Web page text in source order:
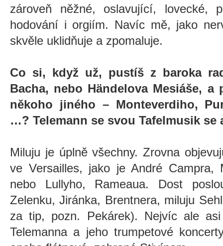
zároveň něžné, oslavující, lovecké,
hodování i orgiím. Navíc mě, jako
skvěle uklidňuje a zpomaluje.
Co si, když už, pustíš z baroka
Bacha, nebo Händelova Mesiáše, a
někoho jiného – Monteverdiho,
…? Telemann se svou Tafelmusik
Miluju je úplně všechny. Zrovna
ve Versailles, jako je André Campra,
nebo Lullyho, Rameaua. Dost
Zelenku, Jiránka, Brentnera, miluju
za tip, pozn. Pekárek). Nejvíc ale
Telemanna a jeho trumpetové